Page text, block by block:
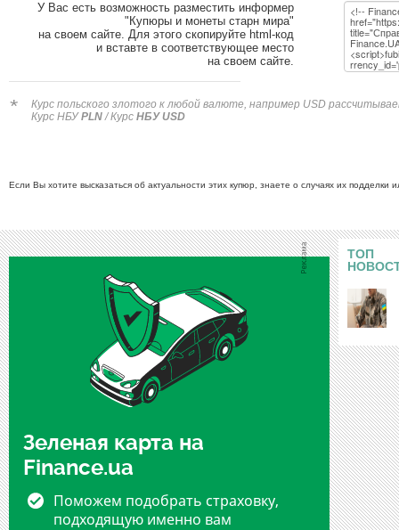
У Вас есть возможность разместить информер
"Купюры и монеты старн мира"
на своем сайте. Для этого скопируйте html-код
и вставте в соответствующее место
на своем сайте.
*
Курс польского злотого к любой валюте, например USD
Курс НБУPLN/ Курс НБУ USD
Если Вы хотите высказаться об актуальности этих купюр, знаете о случаях их
Зеленая карта на
Finance.ua
Поможем подобрать страховку,
подходящую именно вам
ТОП